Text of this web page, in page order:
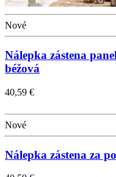
Nové
Nálepka zástena
béžová
40,59 €
Nové
Nálepka zástena za